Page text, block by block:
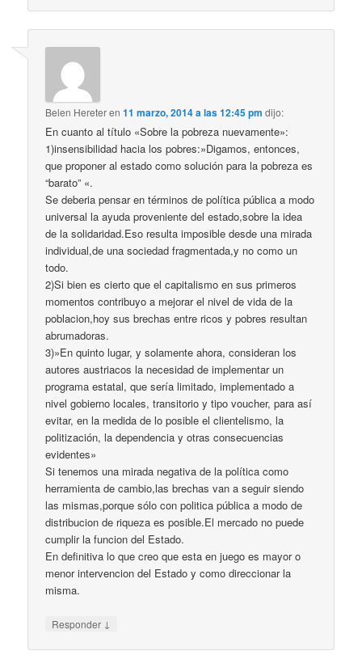
Belen Hereteren11 marzo, 2014 a las 12:45 pm dijo:
En cuanto al título «Sobre la pobreza nuevamente»:
1)insensibilidad hacia los pobres:»Digamos, entonces,
que proponer al estado como solución para la pobreza es
“barato” «.
Se deberia pensar en términos de política pública a modo
universal la ayuda proveniente del estado,sobre la idea
de la solidaridad.Eso resulta imposible desde una mirada
individual,de una sociedad fragmentada,y no como un
todo.
2)Si bien es cierto que el capitalismo en sus primeros
momentos contribuyo a mejorar el nivel de vida de la
poblacion,hoy sus brechas entre ricos y pobres resultan
abrumadoras.
3)»En quinto lugar, y solamente ahora, consideran los
autores austriacos la necesidad de implementar un
programa estatal, que sería limitado, implementado a
nivel gobierno locales, transitorio y tipo voucher, para así
evitar, en la medida de lo posible el clientelismo, la
politización, la dependencia y otras consecuencias
evidentes»
Si tenemos una mirada negativa de la política como
herramienta de cambio,las brechas van a seguir siendo
las mismas,porque sólo con politica pública a modo de
distribucion de riqueza es posible.El mercado no puede
cumplir la funcion del Estado.
En definitiva lo que creo que esta en juego es mayor o
menor intervencion del Estado y como direccionar la
misma.
Responder ↓